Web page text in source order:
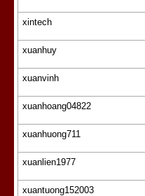
xintech
xuanhuy
xuanvinh
xuanhoang04822
xuanhuong711
xuanlien1977
xuantuong152003